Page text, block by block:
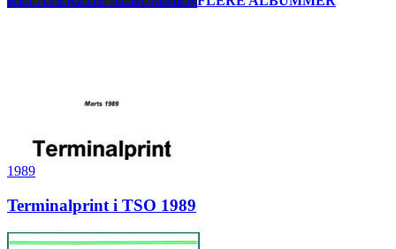
1989
Terminalprint i TSO 1989